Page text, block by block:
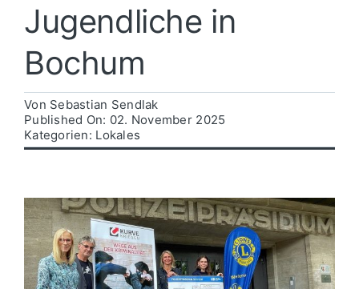
Politik
Wirtschaft
Jugendliche in
Bochum
Von Sebastian Sendlak
Published On: 02. November 2025
Kategorien: Lokales